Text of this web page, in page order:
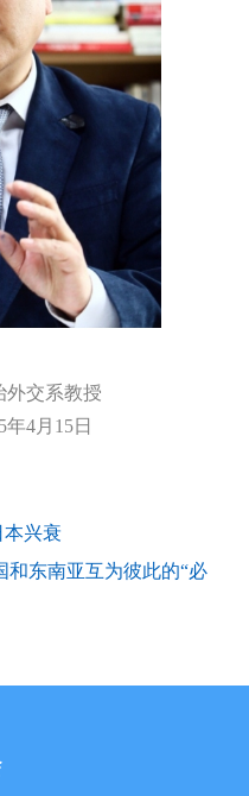
外交系教授
4月15日
本兴衰
和东南亚互为彼此的“必